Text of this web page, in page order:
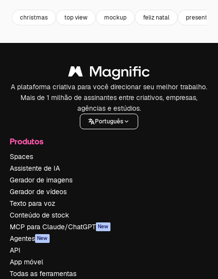
christmas top view mockup feliz natal presente
A plataforma criativa para você direcionar seu melhor trabalho.
Mais de 1 milhão de assinantes entre criativos, empresas,
agências e estúdios.
Português
Produtos
Spaces
Assistente de IA
Gerador de imagens
Gerador de vídeos
Texto para voz
Conteúdo de stock
MCP para Claude/ChatGPT New
Agentes New
API
App móvel
Todas as ferramentas